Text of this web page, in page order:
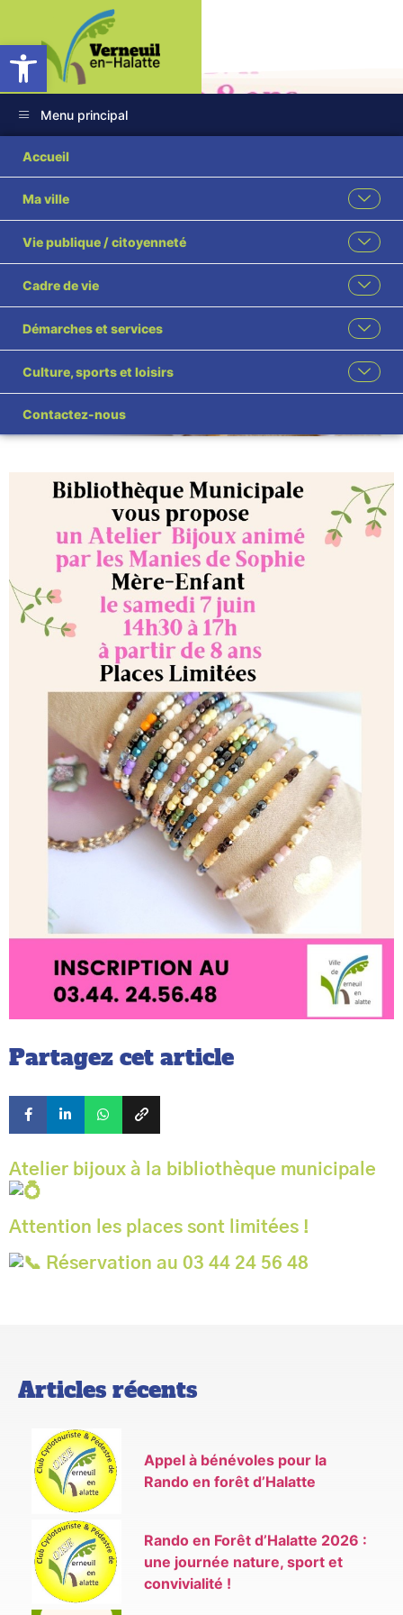
Ouvrir la barre d’outils
Menu principal
Accueil
Ma ville
Vie publique / citoyenneté
Cadre de vie
Démarches et services
Culture, sports et loisirs
Contactez-nous
Bibliothèque
Municipale Atelier
Bijoux
Accueil
Évènement
Bibliothèque Municipale Atelier Bijoux
Partagez cet article
Atelier bijoux à la bibliothèque municipale
Attention les places sont limitées !
Réservation au 03 44 24 56 48
Articles récents
Appel à bénévoles pour la
Rando en forêt d’Halatte
Rando en Forêt d’Halatte 2026 :
une journée nature, sport et
convivialité !